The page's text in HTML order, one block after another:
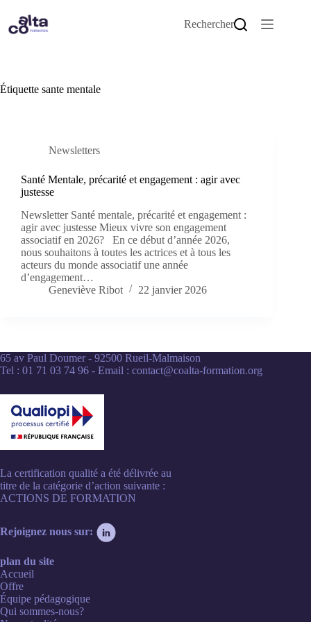
contenu
Rechercher
Étiquette sante mentale
Newsletters
Santé Mentale, précarité et engagement : agir avec
justesse
Newsletter Santé mentale, précarité et engagement :
agir avec justesse Mieux vivre son engagement
associatif en 2026? En ce début d’année 2026,
nous souhaitons à toutes les actrices et à tous les
acteurs du monde associatif une année
d’engagement…
Geneviève Ribot
22 janvier 2026
65 av Paul Doumer - 92500 Rueil-Malmaison
Tel : 01 71 03 74 96 - Email : contact@coalta-formation.org
La certification qualité a été délivrée au
titre de la catégorie d’action suivante :
ACTIONS DE FORMATION
Rejoignez nous sur:
plan du site
Accueil
Offre
Équipe pédagogique
Qui sommes-nous?